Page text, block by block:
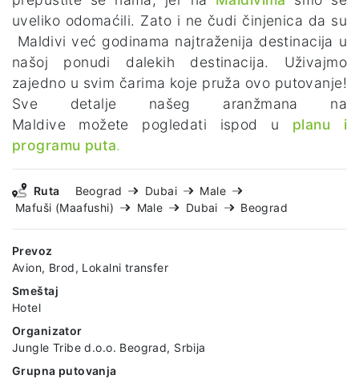
uveliko odomaćili. Zato i ne čudi činjenica da su
Maldivi već godinama najtraženija destinacija u
našoj ponudi dalekih destinacija. Uživajmo
zajedno u svim čarima koje pruža ovo putovanje!
Sve detalje našeg aranžmana na
Maldive možete pogledati ispod u
planu i
programu puta.
Ruta Beograd Dubai
Male
Mafuši (Maafushi)
Male Dubai Beograd
Prevoz
Avion, Brod, Lokalni transfer
Smeštaj
Hotel
Organizator
Jungle Tribe d.o.o. Beograd, Srbija
Grupna putovanja